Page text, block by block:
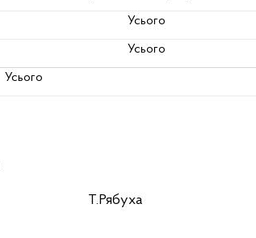
Усього
Усього
Усього
Т.Рябуха